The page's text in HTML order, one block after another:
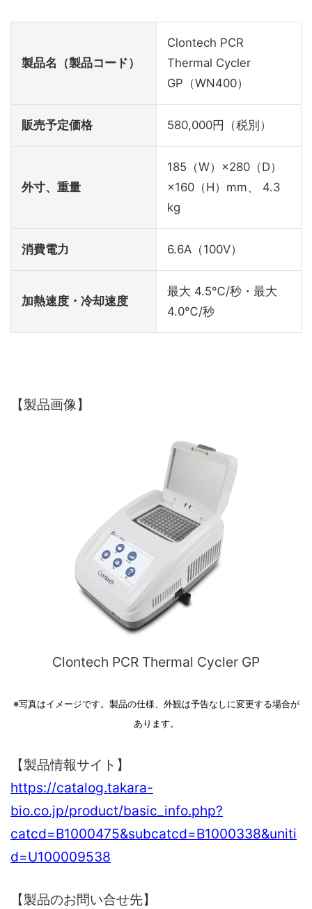
製品名（製品コード）
Clontech PCR
Thermal Cycler
GP（WN400）
販売予定価格 580,000円（税別）
外寸、重量
185（W）×280（D）
×160（H）mm、 4.3
kg
消費電力 6.6A（100V）
加熱速度・冷却速度
最大 4.5℃/秒・最大
4.0℃/秒
【製品画像】
Clontech PCR Thermal Cycler GP
※写真はイメージです。製品の仕様、外観は予告なしに変更する場合が
あります。
【製品情報サイト】
https://catalog.takara-
bio.co.jp/product/basic_info.php?
catcd=B1000475&subcatcd=B1000338&uniti
d=U100009538
【製品のお問い合せ先】